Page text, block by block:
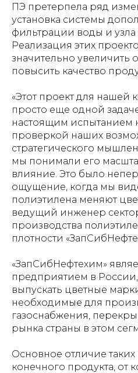
ПЭ претерпела ряд
установка системы
фильтрации воды и узла
Реализация этих
значительно увеличить
повысить качество
«Этот проект для нашей
просто еще одной
настоящим испытанием
проверкой наших
стратегического
мы понимали его
влияние. Это было
ощущение, когда мы
полиэтилена меняют
ведущий инженер
производства
плотности
«ЗапСибНефтехим»
предприятием в
выпускать цветные
необходимые для
газоснабжения,
рынка страны в этом
Основное отличие
конечного продукта, от